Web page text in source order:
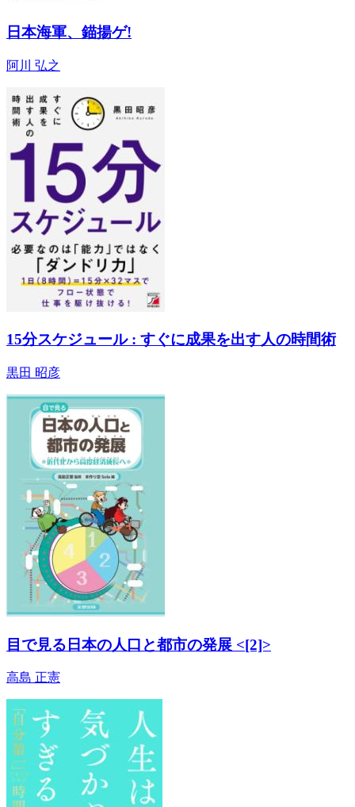
日本海軍、錨揚ゲ!
阿川 弘之
15分スケジュール : すぐに成果を出す人の時間術
黒田 昭彦
目で見る日本の人口と都市の発展 <[2]>
高島 正憲